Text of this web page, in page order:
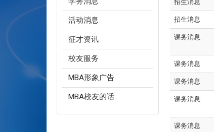
活动消息
征才资讯
校友服务
MBA形象广告
MBA校友的话
招生消息
招生消息
课务消息
课务消息
课务消息
课务消息
课务消息